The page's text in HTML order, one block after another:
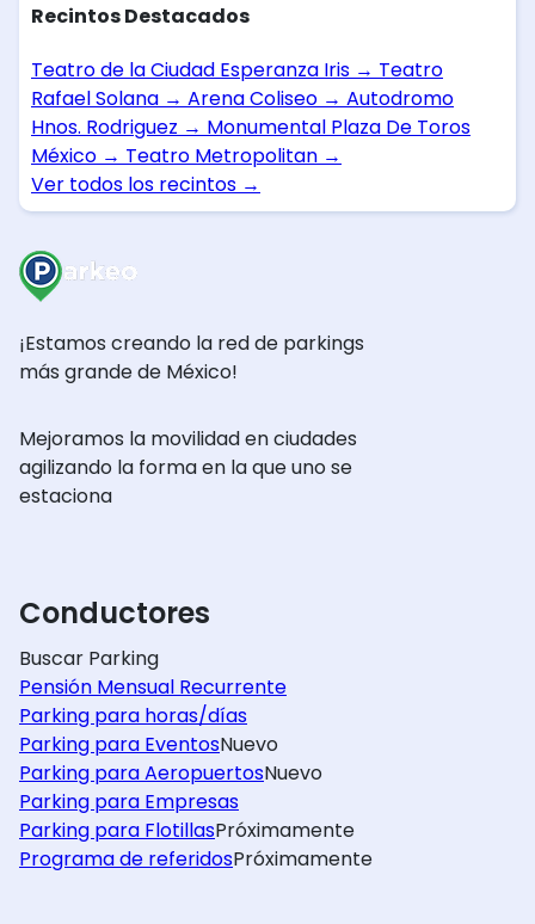
Recintos Destacados
Teatro de la Ciudad Esperanza Iris → Teatro
Rafael Solana → Arena Coliseo → Autodromo
Hnos. Rodriguez → Monumental Plaza De Toros
México → Teatro Metropolitan →
Ver todos los recintos →
¡Estamos creando la red de parkings
más grande de México!
Mejoramos la movilidad en ciudades
agilizando la forma en la que uno se
estaciona
Conductores
Buscar Parking
Pensión Mensual Recurrente
Parking para horas/días
Parking para EventosNuevo
Parking para AeropuertosNuevo
Parking para Empresas
Parking para FlotillasPróximamente
Programa de referidosPróximamente